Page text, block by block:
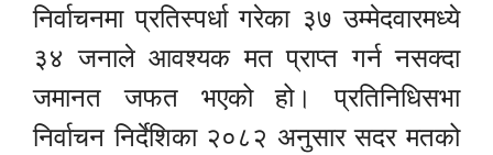
निर्वाचनमा प्रतिस्पर्धा गरेका ३७ उम्मेदवारमध्ये
३४ जनाले आवश्यक मत प्राप्त गर्न नसक्दा
जमानत जफत भएको हो। प्रतिनिधिसभा
निर्वाचन निर्देशिका २०८२ अनुसार सदर मतको